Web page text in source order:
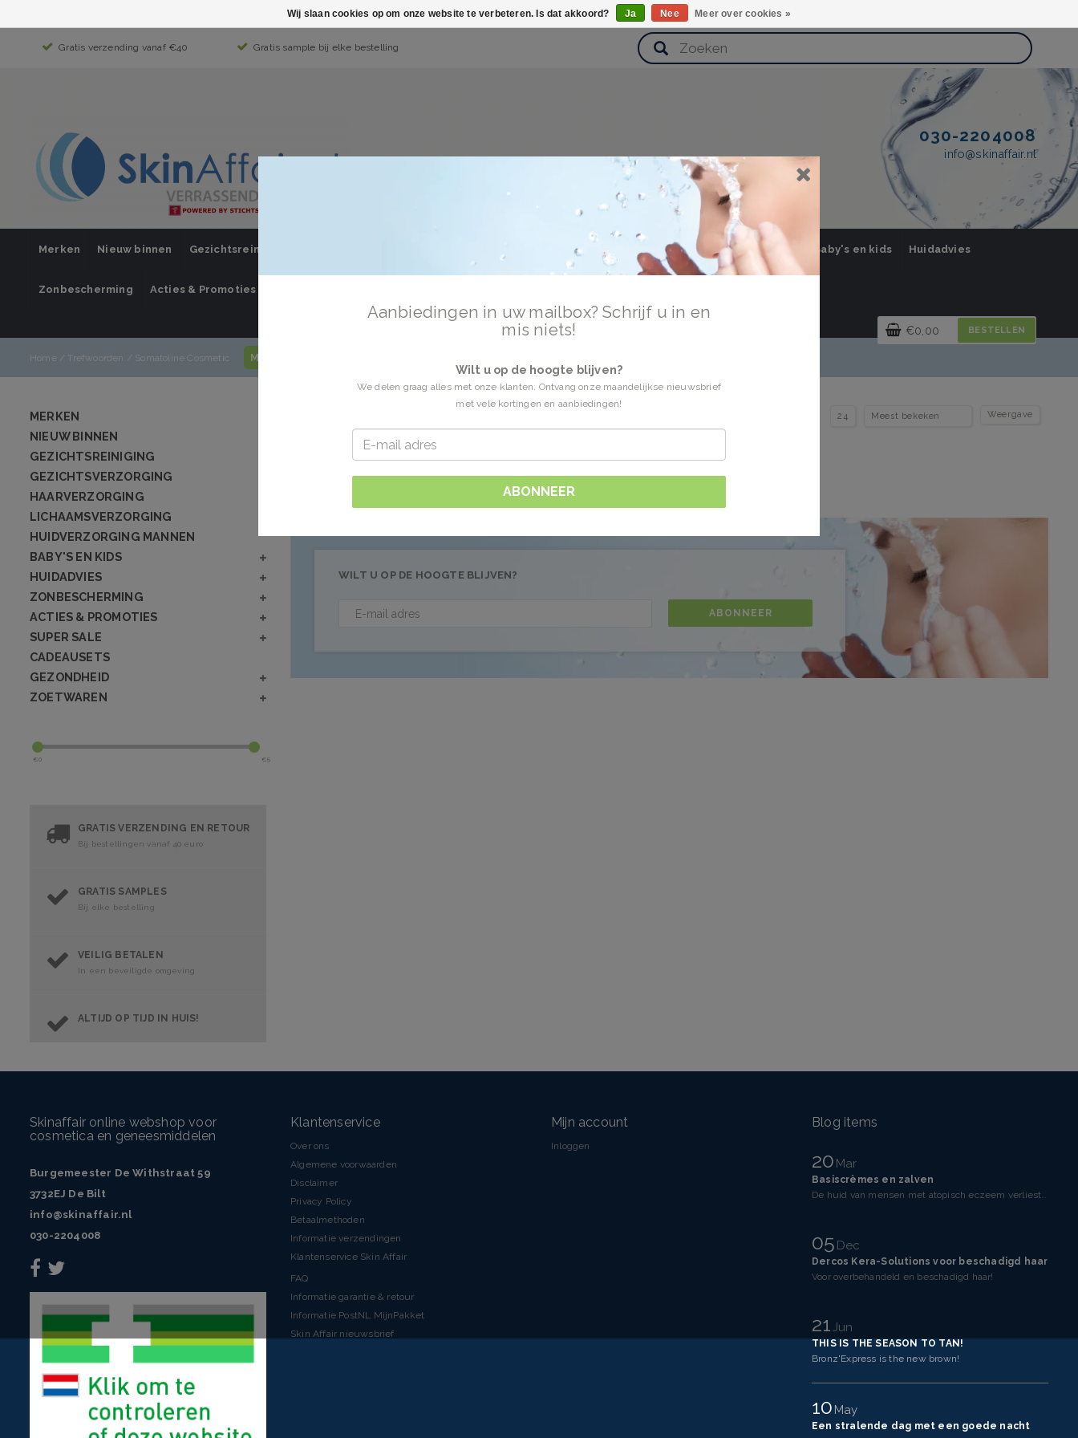
Gratis verzending vanaf €40 Gratis sample bij elke bestelling
030-2204008
info@skinaffair.nl
Merken Nieuw binnen Gezichtsreiniging Lichaamsverzorging Huidverzorging Mannen Baby's en kids Huidadvies
Zonbescherming Acties & Promoties
€0,00 BESTELLEN
Home/ Trefwoorden / Somatoline Cosmetic Mijn account / inloggen
MERKEN
NIEUW BINNEN
GEZICHTSREINIGING
GEZICHTSVERZORGING
HAARVERZORGING
LICHAAMSVERZORGING
HUIDVERZORGING MANNEN
BABY'S EN KIDS
HUIDADVIES
ZONBESCHERMING
ACTIES & PROMOTIES
SUPER SALE
CADEAUSETS
GEZONDHEID
ZOETWAREN
€0 €5
GRATIS VERZENDING EN RETOUR
Bij bestellingen vanaf 40 euro
GRATIS SAMPLES
Bij elke bestelling
VEILIG BETALEN
In een beveiligde omgeving
ALTIJD OP TIJD IN HUIS!
Producten getagd met Somatoline Cosmetic Weergave
Geen producten gevonden!...
WILT U OP DE HOOGTE BLIJVEN?
ABONNEER
Skinaffair online webshop voor
cosmetica en geneesmiddelen
Burgemeester De Withstraat 59
3732EJ De Bilt
info@skinaffair.nl
030-2204008
Klantenservice
Over ons
Algemene voorwaarden
Disclaimer
Privacy Policy
Betaalmethoden
Informatie verzendingen
Klantenservice Skin Affair
FAQ
Informatie garantie & retour
Informatie PostNL MijnPakket
Skin Affair nieuwsbrief
Mijn account
Inloggen
Blog items
20Mar
Basiscrèmes en zalven
De huid van mensen met atopisch eczeem verliest makkelijker vocht dan een gezonde huid. Dit komt doo
05Dec
Dercos Kera-Solutions voor beschadigd haar
Voor overbehandeld en beschadigd haar!
21Jun
THIS IS THE SEASON TO TAN!
Bronz'Express is the new brown!
10May
Een stralende dag met een goede nacht
Aanbiedingen in uw mailbox? Schrijf u in en
mis niets!
Wilt u op de hoogte blijven?
We delen graag alles met onze klanten. Ontvang onze maandelijkse nieuwsbrief
met vele kortingen en aanbiedingen!
ABONNEER
Wij slaan cookies op om onze website te verbeteren. Is dat akkoord? Ja Nee Meer over cookies »